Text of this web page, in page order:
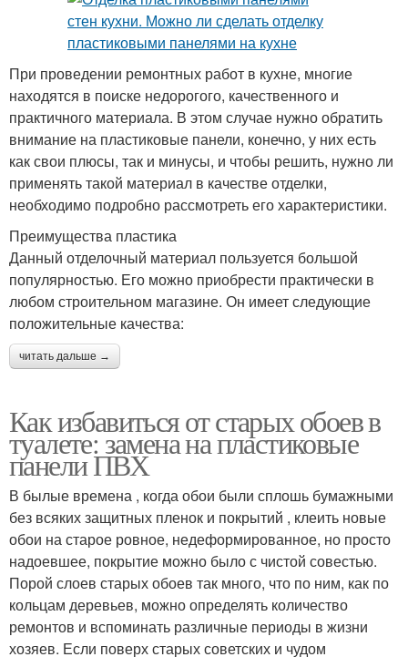
При проведении ремонтных работ в кухне, многие
находятся в поиске недорогого, качественного и
практичного материала. В этом случае нужно обратить
внимание на пластиковые панели, конечно, у них есть
как свои плюсы, так и минусы, и чтобы решить, нужно ли
применять такой материал в качестве отделки,
необходимо подробно рассмотреть его характеристики.
Преимущества пластика
Данный отделочный материал пользуется большой
популярностью. Его можно приобрести практически в
любом строительном магазине. Он имеет следующие
положительные качества:
читать дальше →
Как избавиться от старых обоев в
туалете: замена на пластиковые
панели ПВХ
В былые времена , когда обои были сплошь бумажными
без всяких защитных пленок и покрытий , клеить новые
обои на старое ровное, недеформированное, но просто
надоевшее, покрытие можно было с чистой совестью.
Порой слоев старых обоев так много, что по ним, как по
кольцам деревьев, можно определять количество
ремонтов и вспоминать различные периоды в жизни
хозяев. Если поверх старых советских и чудом